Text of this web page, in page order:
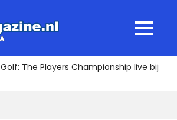
MENU
Golf: The Players Championship live bij